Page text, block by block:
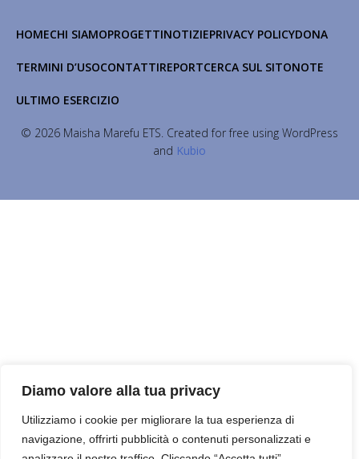
Diamo valore alla tua privacy
Utilizziamo i cookie per migliorare la tua esperienza di
navigazione, offrirti pubblicità o contenuti personalizzati e
HOMECHI SIAMOPROGETTINOTIZIEPRIVACY POLICYDONA
TERMINI D’USOCONTATTIREPORTCERCA SUL SITONOTE
ULTIMO ESERCIZIO
© 2026 Maisha Marefu ETS. Created for free using WordPress
and Kubio